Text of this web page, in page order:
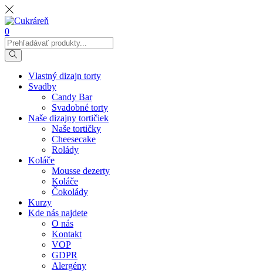
0
Vlastný dizajn torty
Svadby
Candy Bar
Svadobné torty
Naše dizajny tortičiek
Naše tortičky
Cheesecake
Rolády
Koláče
Mousse dezerty
Koláče
Čokolády
Kurzy
Kde nás najdete
O nás
Kontakt
VOP
GDPR
Alergény